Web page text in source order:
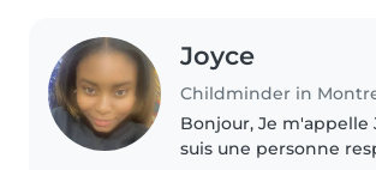
Joyce
Childminder in
Bonjour, Je m'appelle
suis une personne